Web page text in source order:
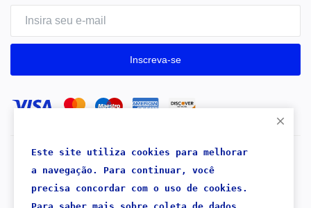
Inscreva-se
Copyright 2026® Mercado Rentável - Todos os direitos
Este site utiliza cookies para melhorar
a navegação. Para continuar, você
precisa concordar com o uso de cookies.